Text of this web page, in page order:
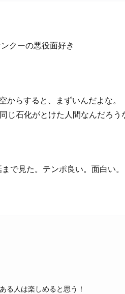
クーの悪役面好き
からすると、まずいんだよな
じ石化がとけた人間なんだろう
で見た。テンポ良い。面白い。
る人は楽しめると思う！